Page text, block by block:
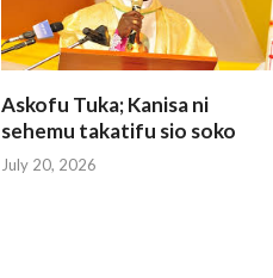
Askofu Tuka; Kanisa ni
sehemu takatifu sio soko
July 20, 2026